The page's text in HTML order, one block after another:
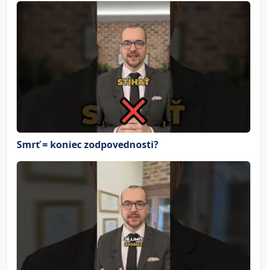
Smrť = koniec zodpovednosti?